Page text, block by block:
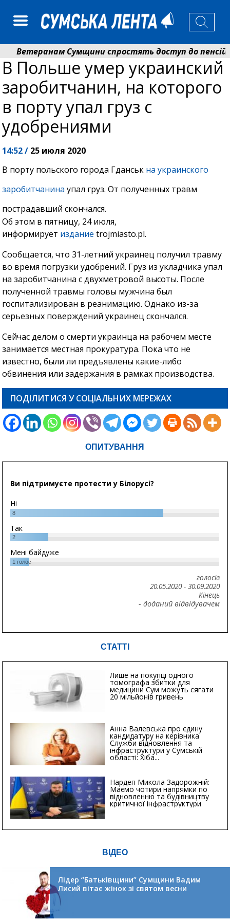
Ветеранам Сумщини спростять доступ до пенсій
Романько розширює програму відпочинку дітей із
В Польше умер украинский
заробитчанин, на которого
в порту упал груз с
удобрениями
14:52 / 25 июля 2020
В порту польского города Гданськ на украинского
заробитчанина упал груз. От полученных травм
пострадавший скончался.
Об этом в пятницу, 24 июля,
информирует издание trojmiasto.pl.
Сообщается, что 31-летний украинец получил травму
во время погрузки удобрений. Груз из укладчика упал
на заробитчанина с двухметровой высоты. После
полученной травмы головы мужчина был
госпитализирован в реанимацию. Однако из-за
серьезных поверждений украинец скончался.
Сейчас делом о смерти украинца на рабочем месте
занимается местная прокуратура. Пока что не
известно, были ли предъявлены какие-либо
обвинения или задержания в рамках производства.
ПОДІЛИТИСЯ У СОЦІАЛЬНИХ МЕРЕЖАХ
ОПИТУВАННЯ
Ви підтримуєте протести у Білорусі?
Ні
8
Так
2
Мені байдуже
1 голос
голосів
20.05.2020- 30.09.2020
Кінець
- доданий відвідувачем
СТАТТІ
Лише на покупці одного
томографа збитки для
медицини Сум можуть сягати
20 мільйонів гривень
Анна Валевська про єдину
кандидатуру на керівника
Служби відновлення та
інфраструктури у Сумській
області: Хіба...
Нардеп Микола Задорожній:
Маємо чотири напрямки по
відновленню та будівництву
критичної інфраструктури
ВІДЕО
Лідер “Батьківщини” Сумщини Вадим
Лисий вітає жінок зі святом весни